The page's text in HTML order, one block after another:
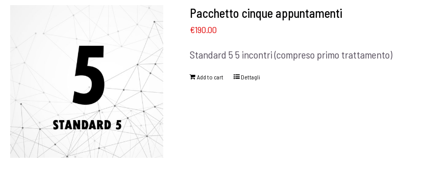
Pacchetto cinque appuntamenti
€190.00
Standard 5 5 incontri (compreso primo trattamento)
Add to cart Dettagli